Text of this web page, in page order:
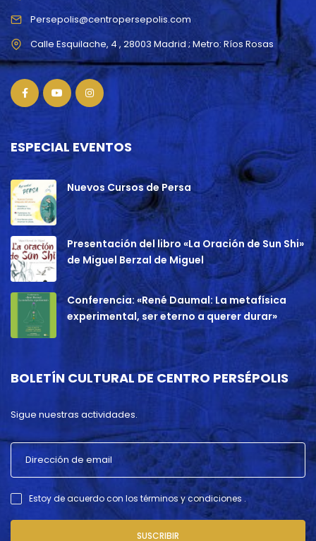
Persepolis@centropersepolis.com
ESPECIAL EVENTOS
Nuevos Cursos de Persa
Presentación del libro «La Oración de Sun Shi»
de Miguel Berzal de Miguel
Conferencia: «René Daumal: La metafísica
experimental, ser eterno a querer durar»
BOLETÍN CULTURAL DE CENTRO PERSÉPOLIS
Sigue nuestras actividades.
Estoy de acuerdo con los términos y condiciones .
SUSCRIBIR